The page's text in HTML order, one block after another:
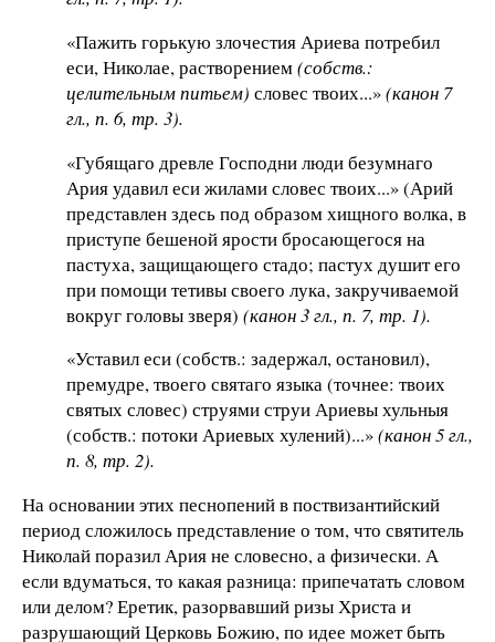
«Пажить горькую злочестия Ариева потребил
еси, Николае, растворением(собств.:
целительным питьем) словес твоих...»(канон 7
гл., п. 6, тр. 3).
«Губящаго древле Господни люди безумнаго
Ария удавил еси жилами словес твоих...» (Арий
представлен здесь под образом хищного волка, в
приступе бешеной ярости бросающегося на
пастуха, защищающего стадо; пастух душит его
при помощи тетивы своего лука, закручиваемой
вокруг головы зверя) (канон 3 гл., п. 7, тр. 1).
«Уставил еси (собств.: задержал, остановил),
премудре, твоего святаго языка (точнее: твоих
святых словес) струями струи Ариевы хульныя
(собств.: потоки Ариевых хулений)...»(канон 5 гл.,
п. 8, тр. 2).
На основании этих песнопений в поствизантийский
период сложилось представление о том, что святитель
Николай поразил Ария не словесно, а физически. А
если вдуматься, то какая разница: припечатать словом
или делом? Еретик, разорвавший ризы Христа и
разрушающий Церковь Божию, по идее может быть